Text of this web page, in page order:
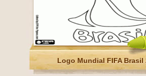
Logo Mundial FIFA Brasil